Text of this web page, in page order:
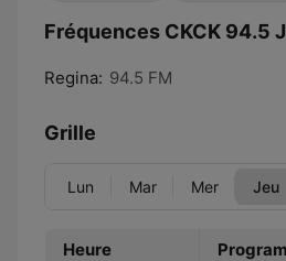
Fréquences CKCK 94.5
Regina: 94.5 FM
Grille
Lun Mar Mer Jeu
Heure